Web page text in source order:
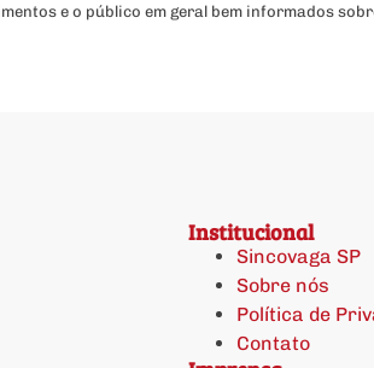
e o público em geral bem informados
Institucional
Sincovaga SP
Sobre nós
Política de
Contato